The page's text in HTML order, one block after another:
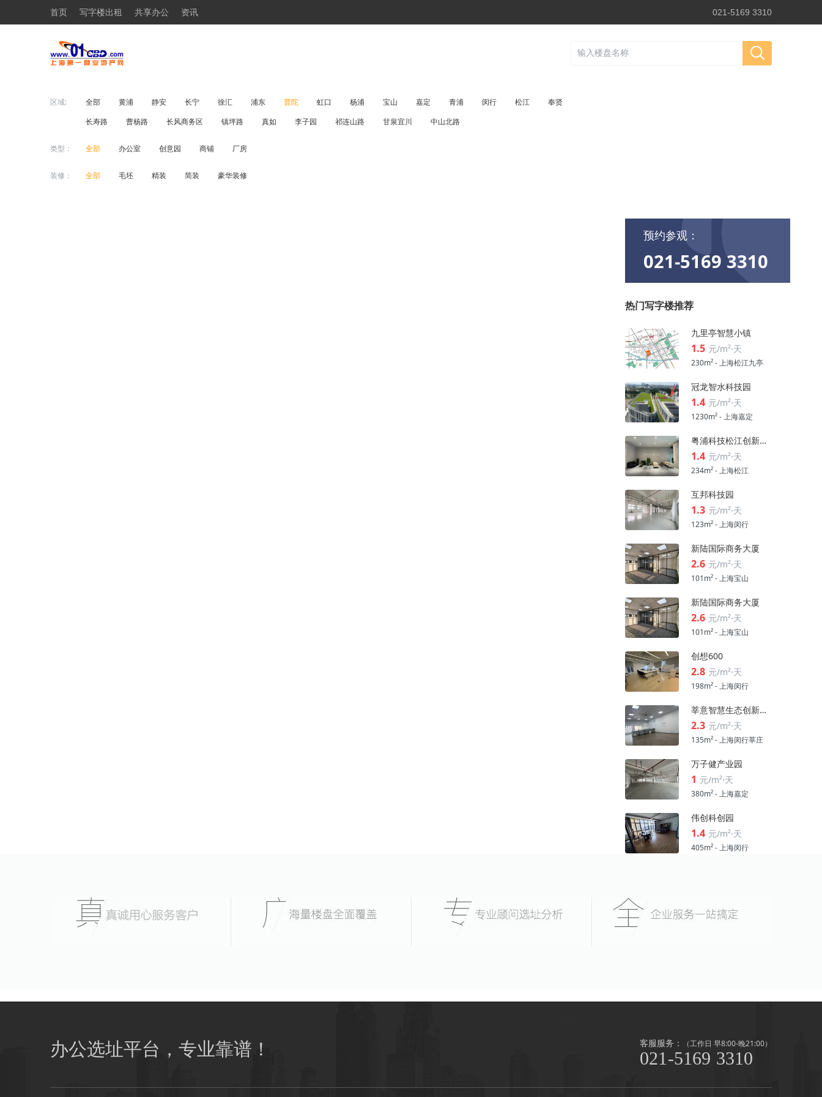
首页 写字楼出租 共享办公 资讯 021-5169 3310
区域: 全部 黄浦 静安 长宁 徐汇 浦东 普陀 虹口 杨浦 宝山 嘉定 青浦 闵行 松江
奉贤
长寿路
曹杨路 长风商务区 镇坪路 真如 李子园 祁连山路 甘泉宜川 中山北路
类型： 全部 办公室 创意园 商铺 厂房
装修： 全部 毛坯 精装 简装 豪华装修
预约参观：
021-5169 3310
热门写字楼推荐
九里亭智慧小镇
1.5 元/m²⋅天
230m² - 上海松江九亭
冠龙智水科技园
1.4 元/m²⋅天
1230m² - 上海嘉定
粤浦科技松江创新中心
1.4 元/m²⋅天
234m² - 上海松江
互邦科技园
1.3 元/m²⋅天
123m² - 上海闵行
新陆国际商务大厦
2.6 元/m²⋅天
101m² - 上海宝山
新陆国际商务大厦
2.6 元/m²⋅天
101m² - 上海宝山
创想600
2.8 元/m²⋅天
198m² - 上海闵行
莘意智慧生态创新科技园
2.3 元/m²⋅天
135m² - 上海闵行莘庄
万子健产业园
1 元/m²⋅天
380m² - 上海嘉定
伟创科创园
1.4 元/m²⋅天
405m² - 上海闵行
办公选址平台，专业靠谱！ 客服服务： （工作日 早8:00-晚21:00）
021-5169 3310